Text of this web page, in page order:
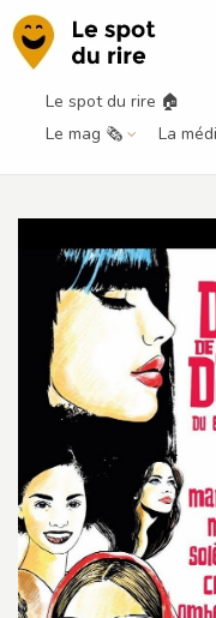
Le spot du rire 🏠
Le mag 🗞️
La
Festival